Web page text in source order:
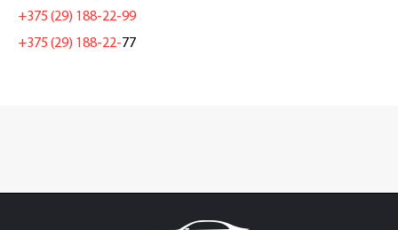
+375 (29) 188-22-99
+375 (29) 188-22-77